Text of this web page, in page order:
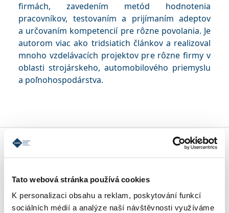
Tato webová stránka používá cookies
K personalizaci obsahu a reklam, poskytování funkcí
sociálních médií a analýze naší návštěvnosti využíváme
firmách, zavedením metód hodnotenia
pracovníkov, testovaním a prijímaním adeptov
a určovaním kompetencií pre rôzne povolania. Je
autorom viac ako tridsiatich článkov a realizoval
mnoho vzdelávacích projektov pre rôzne firmy v
oblasti strojárskeho, automobilového priemyslu
a poľnohospodárstva.